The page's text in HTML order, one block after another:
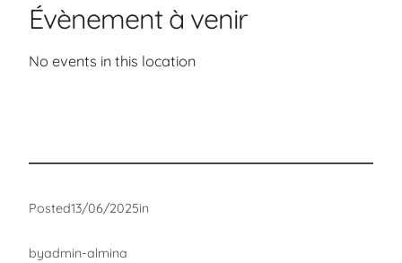
Évènement à venir
No events in this location
Posted13/06/2025in
byadmin-almina